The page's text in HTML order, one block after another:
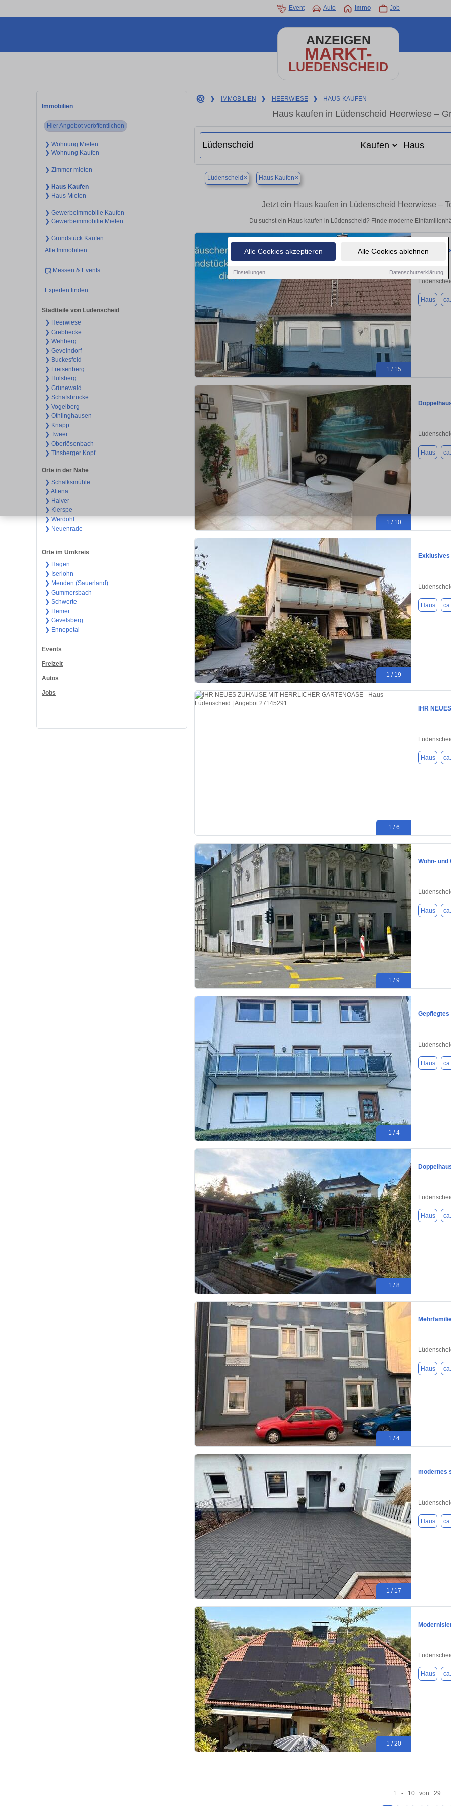
Alle Cookies akzeptieren Alle Cookies ablehnen
Einstellungen Datenschutzerklärung
Event Auto Immo Job
ANZEIGEN
MARKT-
LUEDENSCHEID
Immobilien
Hier Angebot veröffentlichen
❯ Wohnung Mieten
❯ Wohnung Kaufen
❯ Zimmer mieten
❯ Haus Kaufen
❯ Haus Mieten
❯ Gewerbeimmobilie Kaufen
❯ Gewerbeimmobilie Mieten
❯ Grundstück Kaufen
Alle Immobilien
Messen & Events
Experten finden
Stadtteile von Lüdenscheid
❯ Heerwiese
❯ Grebbecke
❯ Wehberg
❯ Gevelndorf
❯ Buckesfeld
❯ Freisenberg
❯ Hulsberg
❯ Grünewald
❯ Schafsbrücke
❯ Vogelberg
❯ Othlinghausen
❯ Knapp
❯ Tweer
❯ Oberlösenbach
❯ Tinsberger Kopf
Orte in der Nähe
❯ Schalksmühle
❯ Altena
❯ Halver
❯ Kierspe
❯ Werdohl
❯ Neuenrade
Orte im Umkreis
❯ Hagen
❯ Iserlohn
❯ Menden (Sauerland)
❯ Gummersbach
❯ Schwerte
❯ Hemer
❯ Gevelsberg
❯ Ennepetal
Events
Freizeit
Autos
Jobs
❯ IMMOBILIEN ❯ HEERWIESE ❯ HAUS-KAUFEN
Haus kaufen in Lüdenscheid Heerwiese –
Lüdenscheid × Haus Kaufen×
Jetzt ein Haus kaufen in Lüdenscheid Heerwiese –
Du suchst ein Haus kaufen in Lüdenscheid? Finde moderne
1 / 15
Haus
1 / 10
Haus
1 / 19
Exklusives
Haus
1 / 6
IHR
Haus
1 / 9
Wohn-
Haus
1 / 4
Haus
1 / 8
Haus
1 / 4
Haus
1 / 17
modernes
Haus
1 / 20
Haus
1 - 10 von 29